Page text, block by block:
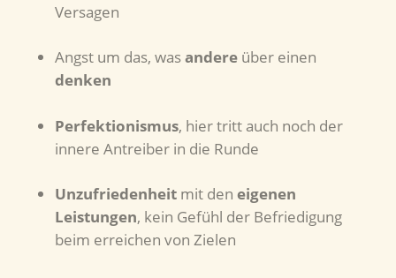
Versagen
Angst um das, wasandereüber einen
denken
Perfektionismus, hier tritt auch noch der
innere Antreiber in die Runde
Unzufriedenheitmit den eigenen
Leistungen, kein Gefühl der Befriedigung
beim erreichen von Zielen